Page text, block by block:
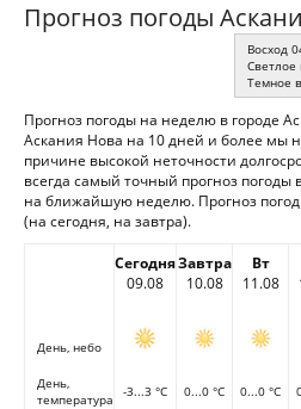
Прогноз погоды
Восход
Темное
Прогноз погоды на неделю в городе
Аскания Нова на 10 дней и более мы
причине высокой неточности
всегда самый точный прогноз погоды
на ближайшую неделю. Прогноз
(на сегодня, на завтра).
Сегодня
09.08
Завтра
10.08
Вт
11.08
День, небо
День,
температура
-3...3 °C 0...0 °C 0...0 °C